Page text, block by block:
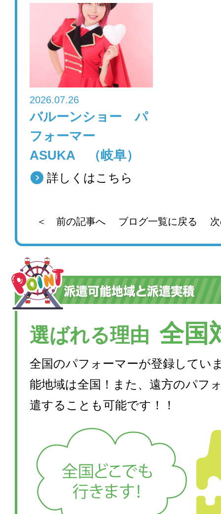
2026.07.26
バルーンショー パ
フォーマー
ASUKA （岐阜）
詳しくはこちら
＜ 前の記事へ ブログ一覧に戻る
選ばれる理由 全国
全国のパフォーマーが登録してい
能地域は全国！また、遠方のパフ
遣することも可能です！！